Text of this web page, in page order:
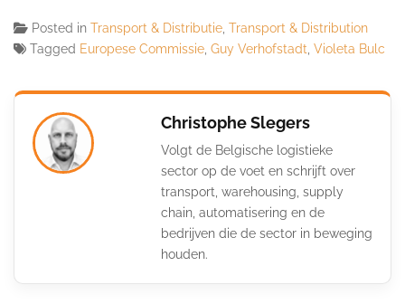
Posted in Transport & Distributie Transport & Distribution
Tagged Europese Commissie Guy Verhofstadt Violeta Bulc
Christophe Slegers
Volgt de Belgische logistieke
sector op de voet en schrijft over
transport, warehousing, supply
chain, automatisering en de
bedrijven die de sector in beweging
houden.